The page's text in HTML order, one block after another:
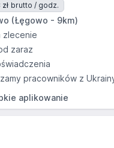
brutto / godz.
(Łęgowo - 9km)
zlecenie
zaraz
pracowników z
aplikowanie